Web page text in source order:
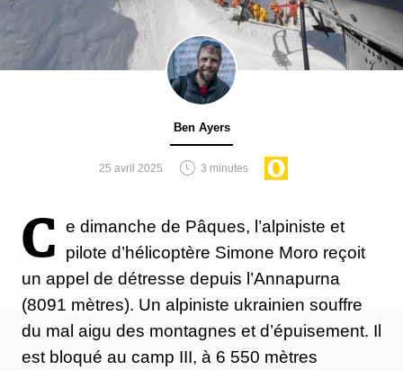
Ben Ayers
25 avril 2025 3 minutes
C e dimanche de Pâques, l’alpiniste et
pilote d’hélicoptère Simone Moro reçoit
un appel de détresse depuis l’Annapurna
(8091 mètres). Un alpiniste ukrainien souffre
du mal aigu des montagnes et d’épuisement. Il
est bloqué au camp III, à 6 550 mètres